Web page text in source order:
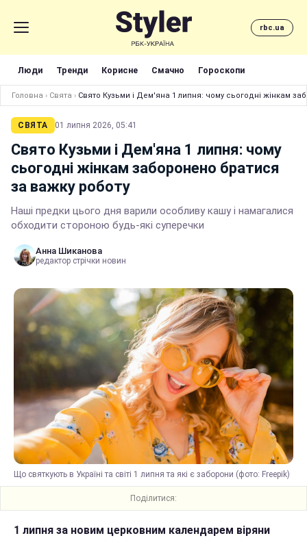
rbc.ua
Люди Тренди Корисне Смачно Гороскопи
Головна › Свята › Свято Кузьми і Дем'яна 1 липня: чому сьогодні жінкам
СВЯТА 01 липня 2026, 05:41
Свято Кузьми і Дем'яна 1 липня: чому
сьогодні жінкам заборонено братися
за важку роботу
Наші предки цього дня варили особливу кашу і намагалися
обходити стороною будь-які суперечки
Анна Шиканова
редактор стрічки новин
Що святкують в Україні та світі 1 липня та які є заборони (фото: Freepik)
Поділитися:
1 липня за новим церковним календарем віряни